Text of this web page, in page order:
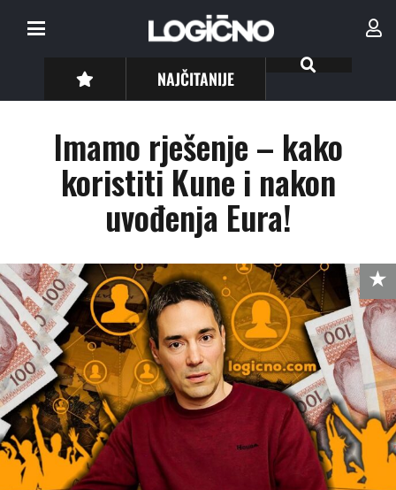
NAJČITANIJE
Imamo rješenje – kako
koristiti Kune i nakon
uvođenja Eura!